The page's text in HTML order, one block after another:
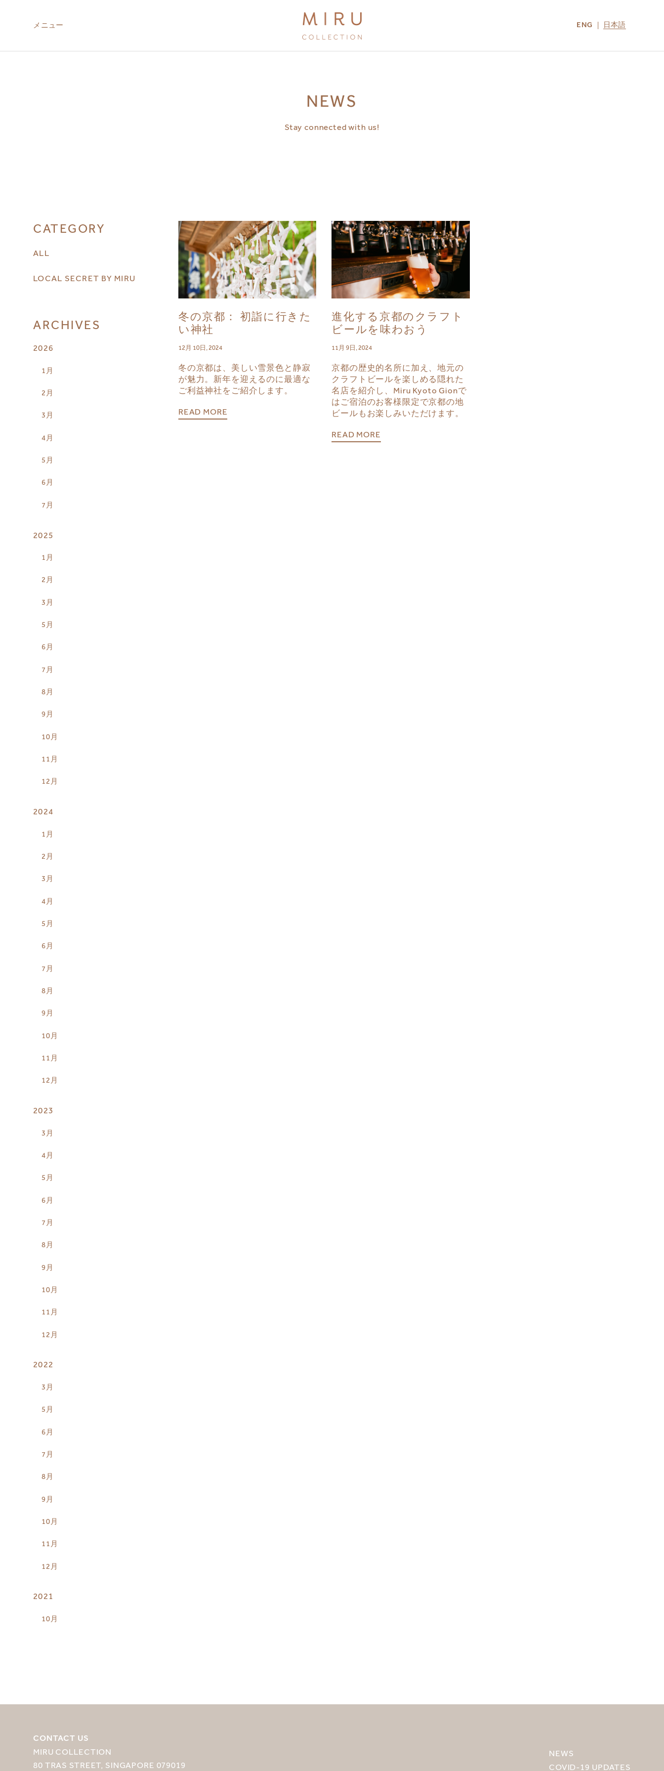
メニュー ENG 日本語
MIRU AMAMI
NEWS
Stay connected with us!
CATEGORY
ALL
LOCAL SECRET BY MIRU
ARCHIVES
2026
1月
2月
3月
4月
5月
6月
7月
2025
1月
2月
3月
5月
6月
7月
8月
9月
10月
11月
12月
2024
1月
2月
3月
4月
5月
6月
7月
8月
9月
10月
11月
12月
2023
3月
4月
5月
6月
7月
8月
9月
10月
11月
12月
2022
3月
5月
6月
7月
8月
9月
10月
11月
12月
2021
10月
冬の京都： 初詣に行きた
い神社
12月 10日, 2024
冬の京都は、美しい雪景色と静寂
が魅力。新年を迎えるのに最適な
ご利益神社をご紹介します。
READ MORE
進化する京都のクラフト
ビールを味わおう
11月 9日, 2024
京都の歴史的名所に加え、地元の
クラフトビールを楽しめる隠れた
名店を紹介し、Miru Kyoto Gionで
はご宿泊のお客様限定で京都の地
ビールもお楽しみいただけます。
READ MORE
CONTACT US
MIRU COLLECTION
80 TRAS STREET, SINGAPORE 079019
NEWS
COVID-19 UPDATES